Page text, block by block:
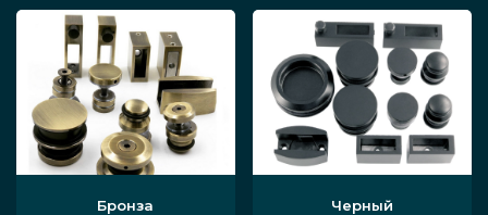
Бронза Черный